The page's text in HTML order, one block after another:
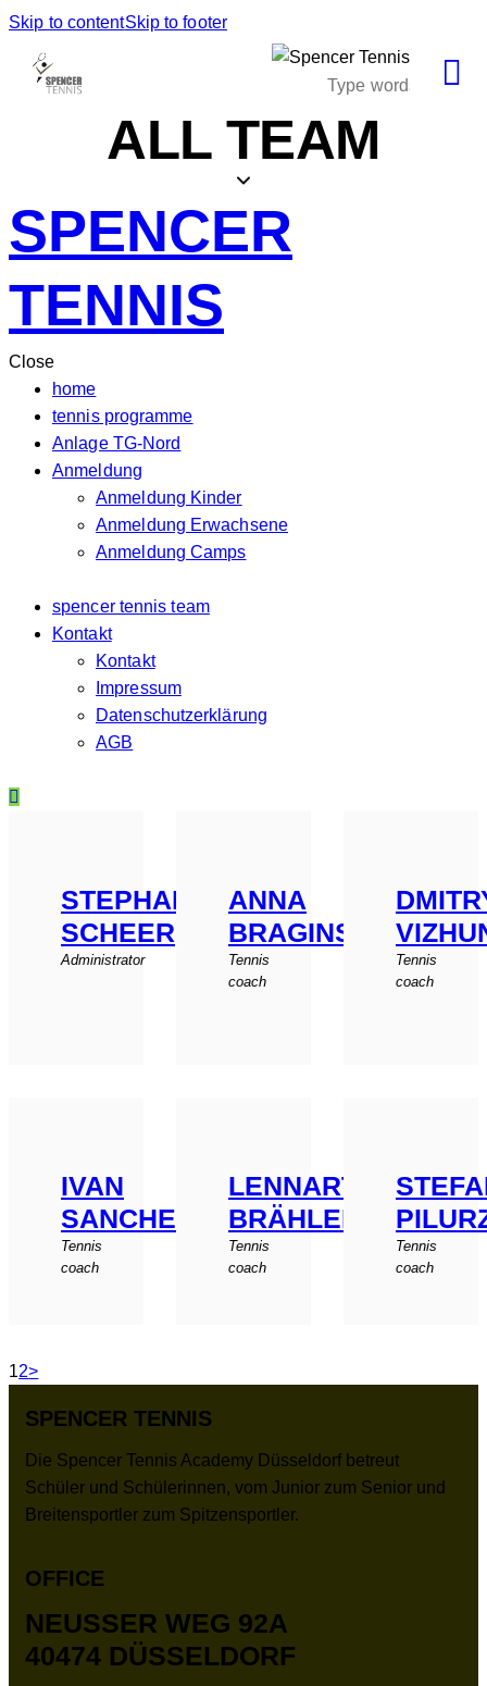
Skip to contentSkip to footer
ALL TEAM
SPENCER
TENNIS
Close
home
tennis programme
Anlage TG-Nord
Anmeldung
Anmeldung Kinder
Anmeldung Erwachsene
Anmeldung Camps
spencer tennis team
Kontakt
Kontakt
Impressum
Datenschutzerklärung
AGB
STEPHANIE
SCHEER
Administrator
ANNA
BRAGINSKAYA
Tennis
coach
Tennis
сoach
IVAN
SANCHEZ
Tennis
coach
LENNART
BRÄHLER
Tennis
coach
Tennis
coach
12>
SPENCER TENNIS
Die Spencer Tennis Academy Düsseldorf betreut
Schüler und Schülerinnen, vom Junior zum Senior und
Breitensportler zum Spitzensportler.
OFFICE
NEUSSER WEG 92A
40474 DÜSSELDORF